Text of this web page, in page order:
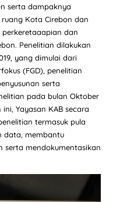
serta dampaknya
Kota Cirebon dan
dan
Penelitian dilakukan
yang dimulai dari
(FGD), penelitian
serta
pada bulan Oktober
Yayasan KAB secara
termasuk pula
data, membantu
serta mendokumentasikan